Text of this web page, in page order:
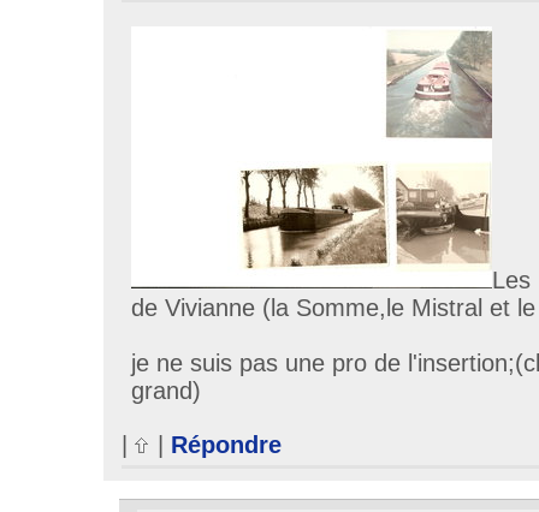
Les
de Vivianne (la Somme,le Mistral et
je ne suis pas une pro de
grand)
| Répondre